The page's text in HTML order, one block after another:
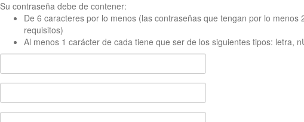
Su contraseña debe de contener:
De 6 caracteres por lo menos (las contraseñas que tengan por lo
requisitos)
Al menos 1 carácter de cada tiene que ser de los siguientes tipos: letra,